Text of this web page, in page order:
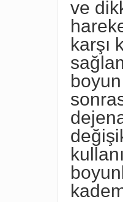
ve
karşı
boyun